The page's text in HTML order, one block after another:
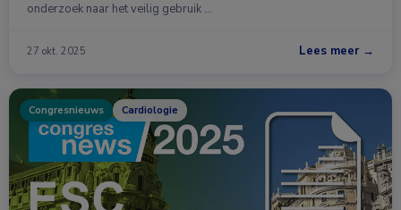
onderzoek naar het veilig gebruik …
27 okt. 2025 Lees meer →
Congresnieuws Cardiologie